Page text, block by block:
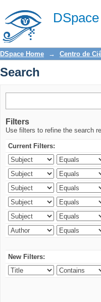
Search
DSpace Home → Centro de
Search
Filters
Use filters to refine the search
Current Filters:
New Filters: